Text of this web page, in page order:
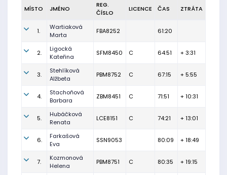
MÍSTO JMÉNO
REG.
ČÍSLO
LICENCE ČAS ZTRÁTA
1.
Wartiaková
Marta
FBA8252 61:20
2.
Ligocká
Kateřina
SFM8450 C 64:51 + 3:31
3.
Stehlíková
Alžbeta
PBM8752 C 67:15 + 5:55
4.
Stachoňová
Barbara
ZBM8451 C 71:51 + 10:31
5.
Hubáčková
Renata
LCE8151 C 74:21 + 13:01
6.
Farkašová
Eva
SSN9053 80:09 + 18:49
7.
Kozmonová
Helena
PBM8751 C 80:35 + 19:15